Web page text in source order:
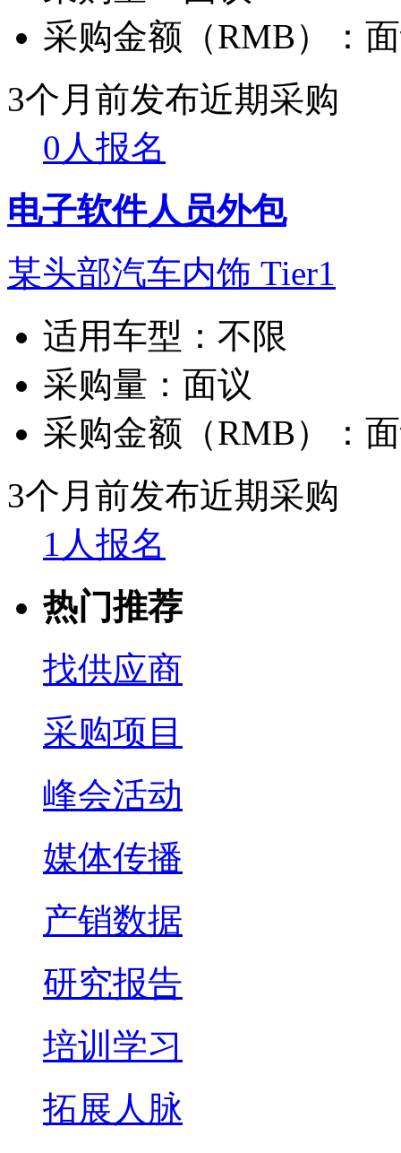
采购金额（RMB）：
3个月前发布近期采购
0人报名
电子软件人员外包
某头部汽车内饰 Tier1
适用车型： 不限
采购量： 面议
采购金额（RMB）：
3个月前发布近期采购
1人报名
热门推荐
找供应商
采购项目
峰会活动
媒体传播
产销数据
研究报告
培训学习
拓展人脉